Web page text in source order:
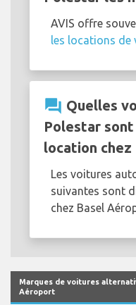
AVIS offre
les locations de
question_answer Quelles
Polestar
location
Les voitures
suivantes sont
chez Basel
Marques de voitures
Aéroport